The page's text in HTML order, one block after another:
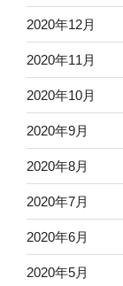
2020年12月
2020年11月
2020年10月
2020年9月
2020年8月
2020年7月
2020年6月
2020年5月